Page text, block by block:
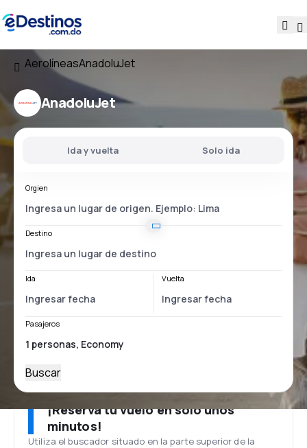
AerolíneasAnadoluJet
AnadoluJet
Ida y vuelta Solo ida
Orgien
Destino
Ida Vuelta
Pasajeros
Buscar
¡Reserva tu vuelo en solo unos
minutos!
Utiliza el buscador situado en la parte superior de la